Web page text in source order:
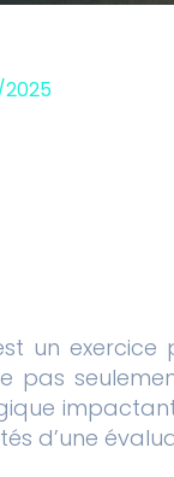
un
pas
d’une